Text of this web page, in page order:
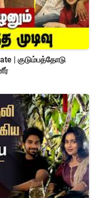
| குடும்பத்தோடு